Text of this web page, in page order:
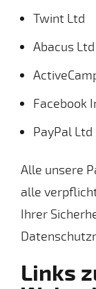
Twint Ltd
Abacus Ltd
Facebook
PayPal Ltd
Alle unsere
alle
Ihrer
Links